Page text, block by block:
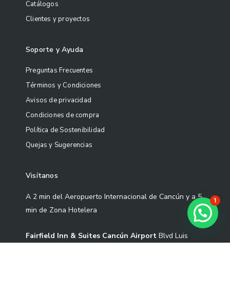
Catálogos
Clientes y proyectos
Soporte y Ayuda
Preguntas Frecuentes
Términos y Condiciones
Avisos de privacidad
Condiciones de compra
Política de Sostenibilidad
Quejas y Sugerencias
Visítanos
A 2 min del Aeropuerto Internacional de Cancún y a 5
min de Zona Hotelera
Fairfield Inn & Suites Cancún Airport Blvd Luis
1